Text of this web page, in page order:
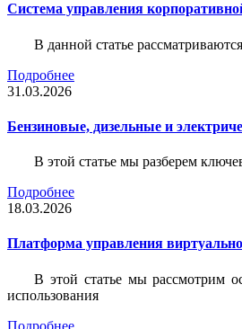
Система управления
В данной статье
Подробнее
31.03.2026
Бензиновые, дизельные и
В этой статье мы разберем
Подробнее
18.03.2026
Платформа управления
В этой статье мы рассмотрим
использования
Подробнее